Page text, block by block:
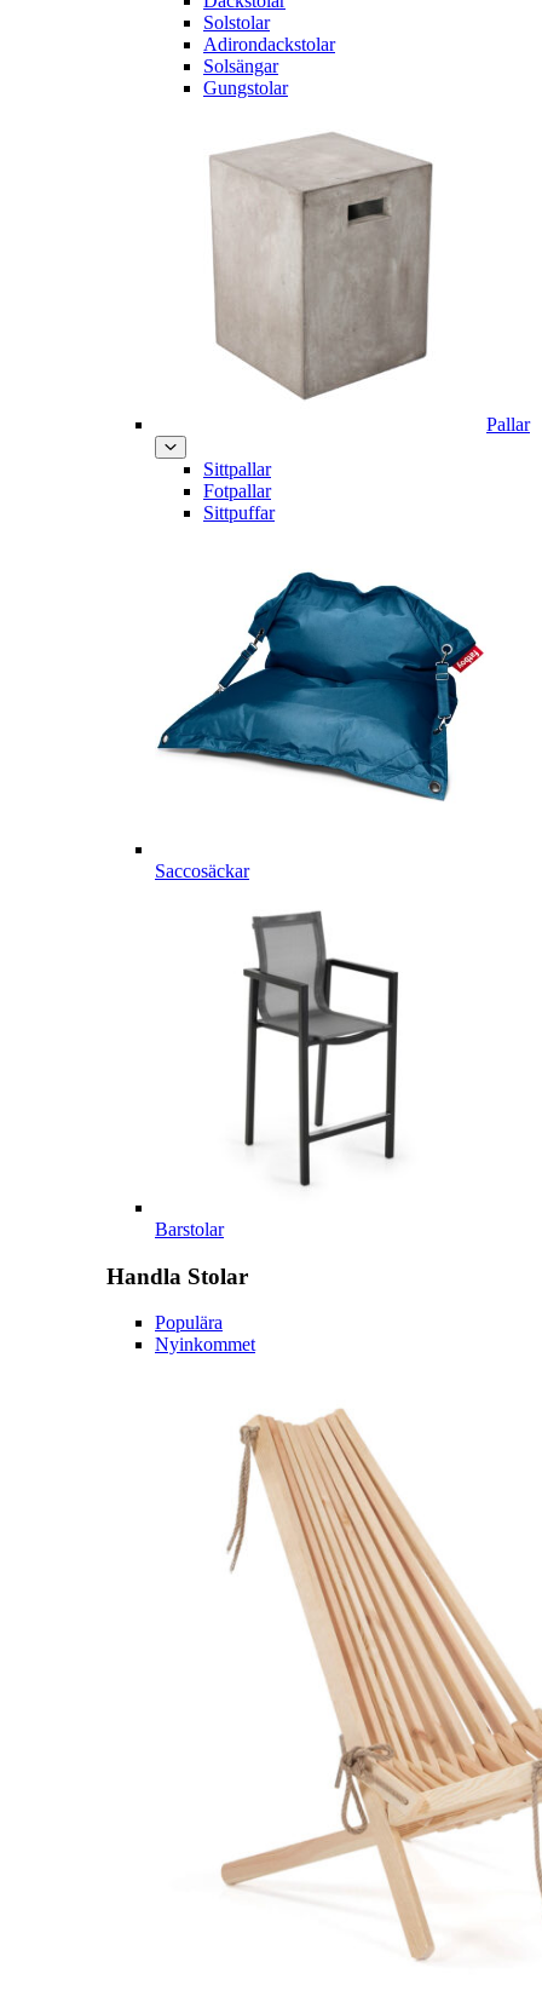
Solstolar
Adirondackstolar
Solsängar
Gungstolar
Pallar
Sittpallar
Fotpallar
Sittpuffar
Saccosäckar
Barstolar
Handla Stolar
Populära
Nyinkommet